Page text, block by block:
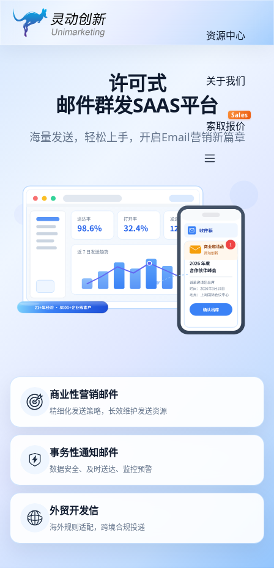
资源中心
关于我们
索取报价
Sales
许可式
邮件群发SAAS平台
海量发送，轻松上手，开启Email营销新篇章
商业性营销邮件
精细化发送策略，长效维护发送资源
事务性通知邮件
数据安全、及时送达、监控预警
外贸开发信
海外规则适配，跨境合规投递